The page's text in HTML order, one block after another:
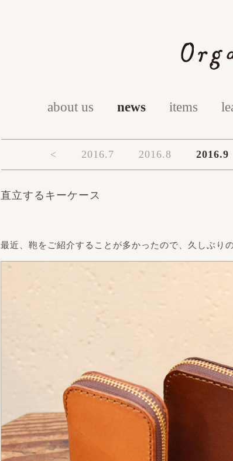
about us news items
< 2016.7 2016.8 2016.9
直立するキーケース
最近、鞄をご紹介することが多かったので、久しぶりの